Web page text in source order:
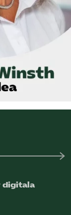
digitala